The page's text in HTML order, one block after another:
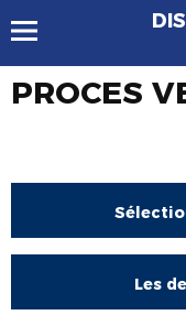
PROCES
Les